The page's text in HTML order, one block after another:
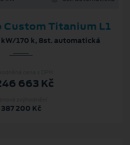
Custom Titanium L1
kW/170 k, 8st. automatická
663 Kč
387 200 Kč